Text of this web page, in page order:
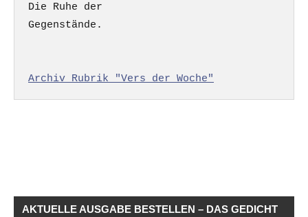
Die Ruhe der
Gegenstände.
Archiv Rubrik "Vers der Woche"
AKTUELLE AUSGABE BESTELLEN – DAS GEDICHT